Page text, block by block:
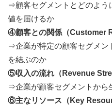
⇒顧客セグメントとどのよう
値を届けるか
④顧客との関係（Customer
⇒企業が特定の顧客セグメン
を結ぶのか
⑤収入の流れ（Revenue
⇒企業が顧客セグメントから
⑥主なリソース（Key